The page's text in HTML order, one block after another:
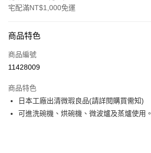
宅配滿NT$1,000免運
信用卡一次付款
LINE Pay
運送方式
商品特色
商品編號
11428009
商品特色
日本工廠出清微瑕良品(請詳閱購買需知)
可進洗碗機、烘碗機、微波爐及蒸爐使用。